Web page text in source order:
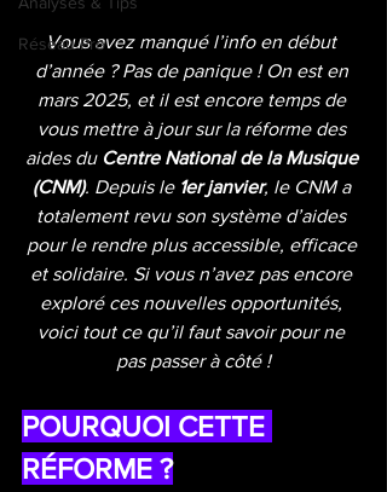
Réseau Pro
Vous avez manqué l’info en début
d’année ? Pas de panique ! On est en
mars 2025, et il est encore temps de
vous mettre à jour sur la réforme des
aides du Centre National de la Musique
(CNM). Depuis le 1er janvier, le CNM a
totalement revu son système d’aides
pour le rendre plus accessible, efficace
et solidaire. Si vous n’avez pas encore
exploré ces nouvelles opportunités,
voici tout ce qu’il faut savoir pour ne
pas passer à côté !
POURQUOI CETTE
RÉFORME ?